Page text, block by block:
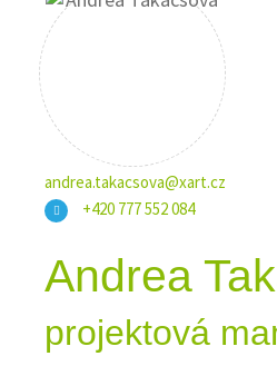
andrea.takacsova@xart.cz
+420 777 552 084
Andrea
projektová